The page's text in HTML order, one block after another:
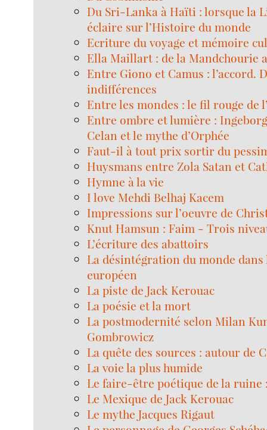
Du Sri-Lanka à Haïti : lorsque la
éclaire sur l’Histoire du monde
Ecriture du voyage et mémoire
Ella Maillart : de la Mandchourie
Entre Giono et Camus : l’accord.
indifférences
Entre les mondes : le fil rouge de
Entre ombre et lumière :
Celan et le mythe d’Orphée
Faut-il à tout prix sortir du
Huysmans entre Zola Satan et
Hymne à la vie
I love Mehdi Belhaj Kacem
Impressions sur l’oeuvre de
Knut Hamsun : Faim - Trois
L’écriture des abattoirs
La désintégration du monde
européen
La piste de Jack Kerouac
La poésie et la mort
La postmodernité selon Milan
Gombrowicz
La quête des sources : autour de
La voie la plus humide
Le faire-être poétique de la ruine
Le Mexique de Jack Kerouac
Le mythe Jacques Rigaut